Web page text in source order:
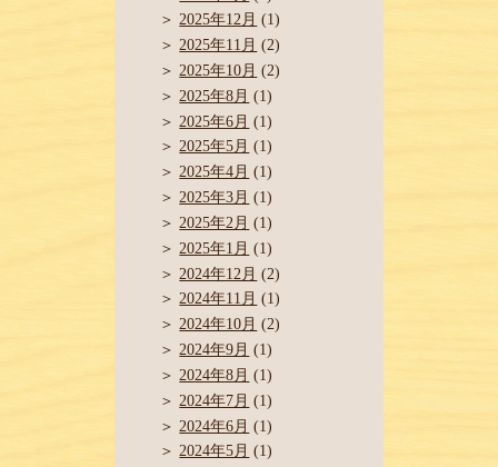
2025年12月 (1)
2025年11月 (2)
2025年10月 (2)
2025年8月 (1)
2025年6月 (1)
2025年5月 (1)
2025年4月 (1)
2025年3月 (1)
2025年2月 (1)
2025年1月 (1)
2024年12月 (2)
2024年11月 (1)
2024年10月 (2)
2024年9月 (1)
2024年8月 (1)
2024年7月 (1)
2024年6月 (1)
2024年5月 (1)